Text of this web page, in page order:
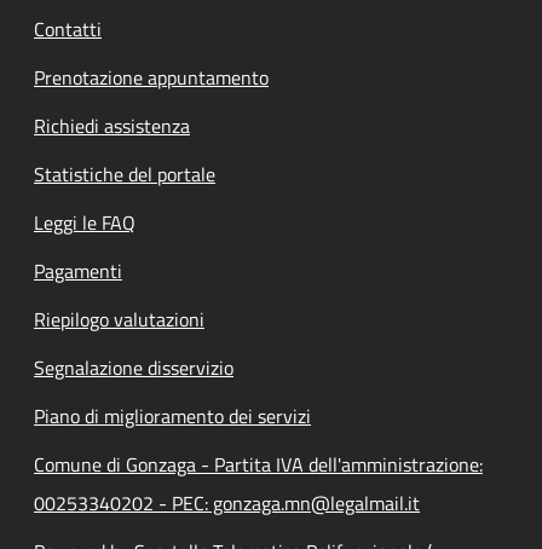
Contatti
Prenotazione appuntamento
Richiedi assistenza
Statistiche del portale
Leggi le FAQ
Pagamenti
Riepilogo valutazioni
Segnalazione disservizio
Piano di miglioramento dei servizi
Comune di Gonzaga - Partita IVA dell'amministrazione:
00253340202 - PEC: gonzaga.mn@legalmail.it